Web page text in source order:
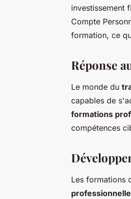
investissement
Compte
formation, ce
Réponse
Le monde du
capables de
formations
compétences
Les formations
professionnelle